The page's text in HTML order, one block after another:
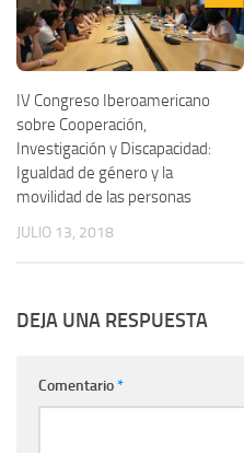
IV Congreso Iberoamericano
sobre Cooperación,
Investigación y Discapacidad:
Igualdad de género y la
movilidad de las personas
JULIO 13, 2018
DEJA UNA RESPUESTA
Comentario*